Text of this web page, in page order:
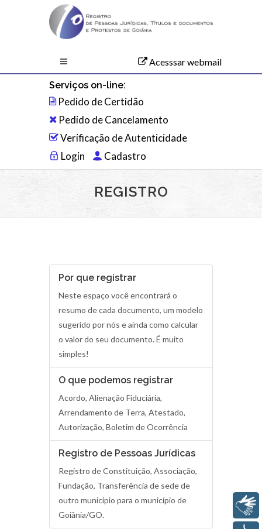
Acesssar webmail
Serviços on-line:
Pedido de Certidão
Pedido de Cancelamento
Verificação de Autenticidade
Login
Cadastro
REGISTRO
Por que registrar
​Neste espaço você encontrará o
resumo de cada documento, um modelo
sugerido por nós e ainda como calcular
o valor do seu documento. É muito
simples!
O que podemos registrar
Acordo, Alienação Fiduciária,
Arrendamento de Terra, Atestado,
Autorização, Boletim de Ocorrência
Registro de Pessoas Jurídicas
Registro de Constituição, Associação,
Fundação, Transferência de sede de
outro município para o município de
Goiânia/GO.